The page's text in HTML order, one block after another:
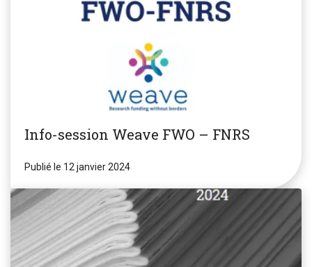
Info-session Weave FWO – FNRS
Publié le 12 janvier 2024